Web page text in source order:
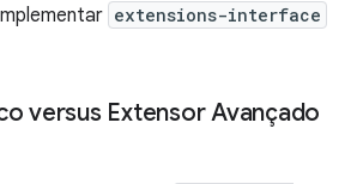
extensions-interface
versus Extensor Avançado